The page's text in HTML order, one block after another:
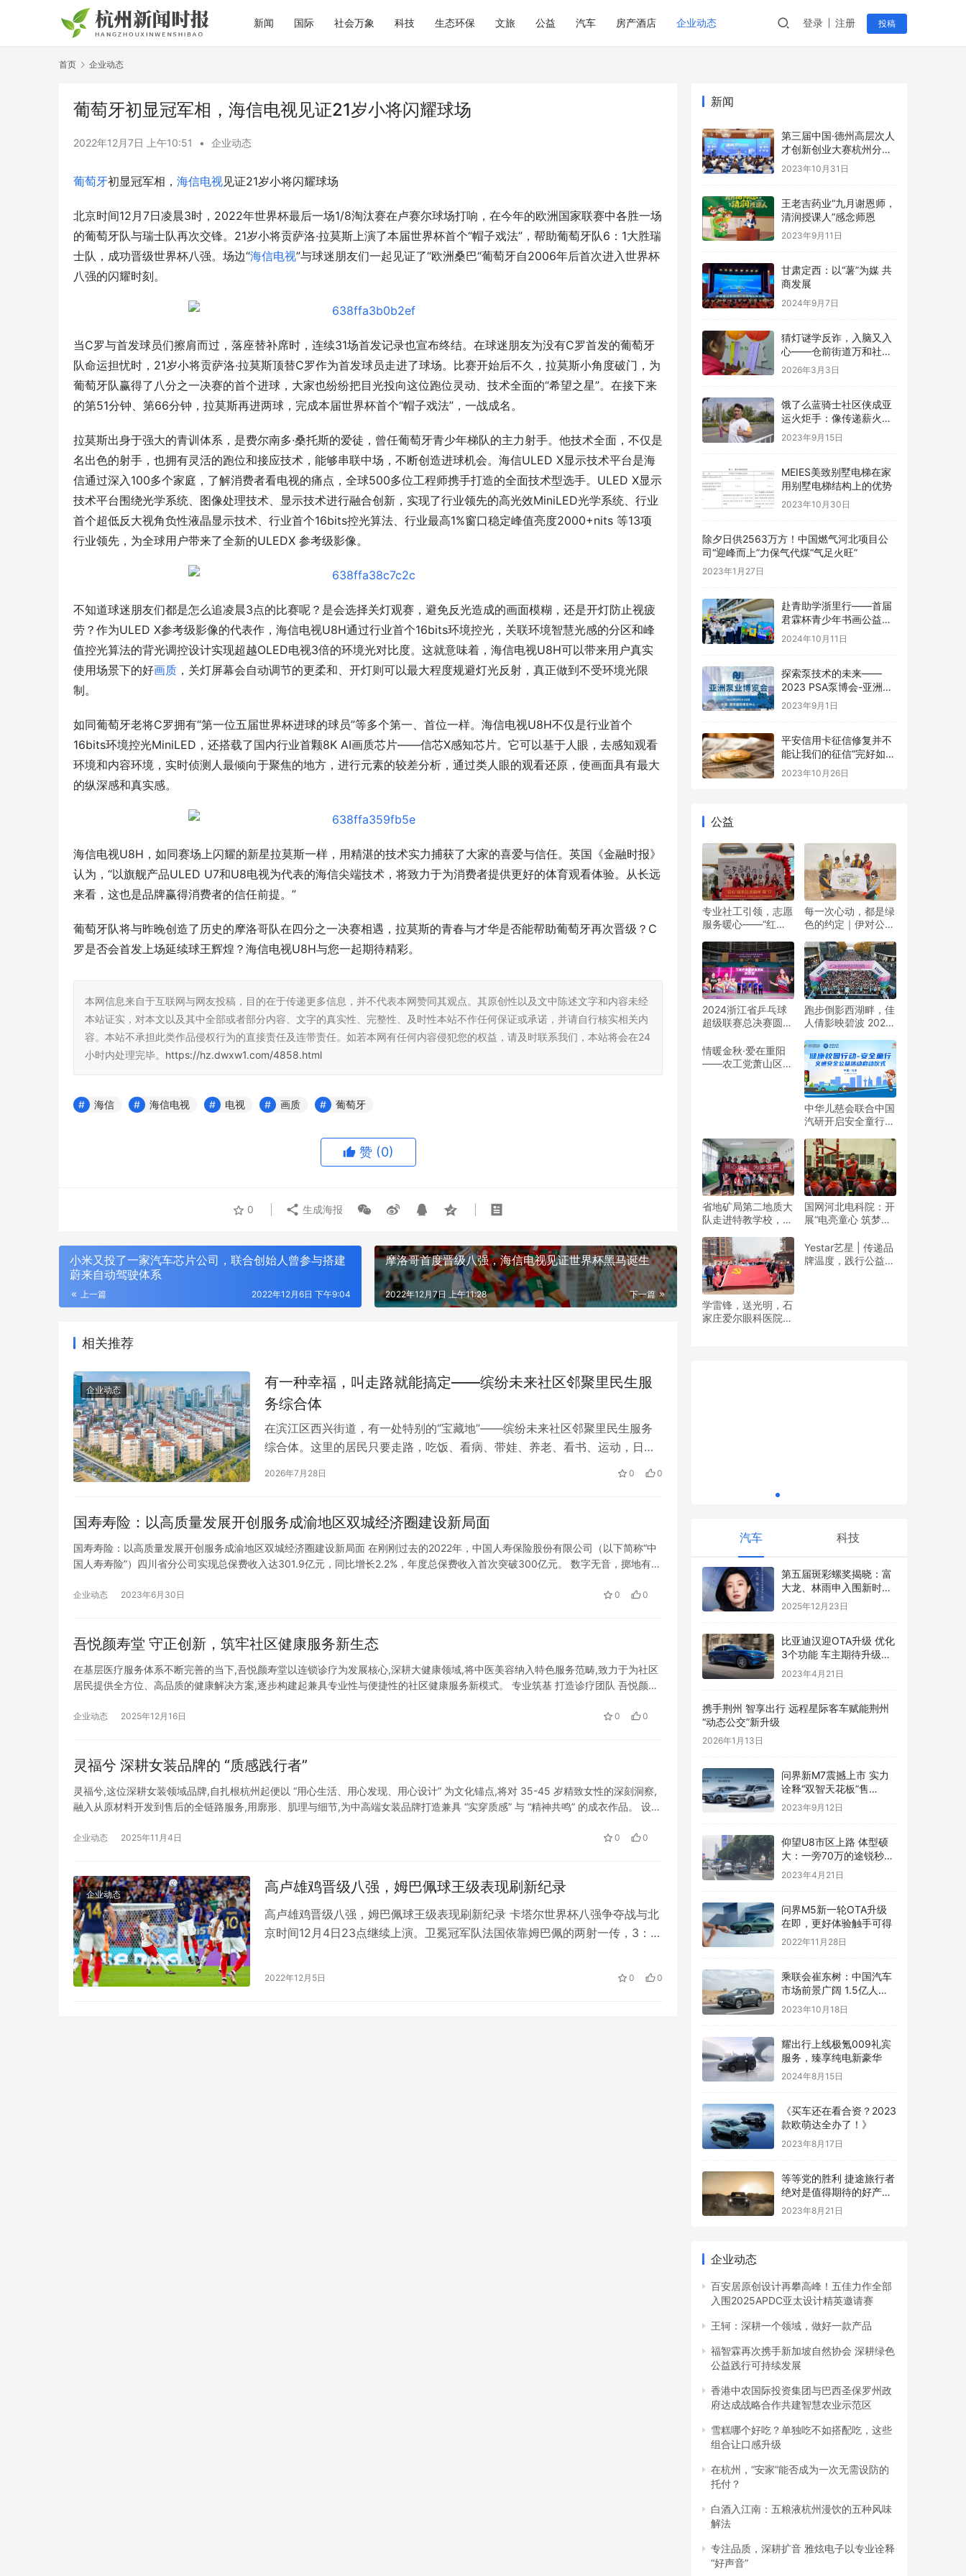
新闻 国际 社会万象 科技 生态环保 文旅 公益 汽车 房产酒店 企业动态 登录 注册 投稿
首页 企业动态
葡萄牙初显冠军相，海信电视见证21岁小将闪耀球场
2022年12月7日 上午10:51 • 企业动态
葡萄牙初显冠军相， 海信电视见证21岁小将闪耀球场
北京时间12月7日凌晨3时，2022年世界杯最后一场1/8淘汰赛在卢赛尔球场打响，在今年的欧洲国家联赛中各胜一场
的葡萄牙队与瑞士队再次交锋。21岁小将贡萨洛·拉莫斯上演了本届世界杯首个“帽子戏法”，帮助葡萄牙队6：1大胜瑞
士队，成功晋级世界杯八强。场边“海信电视”与球迷朋友们一起见证了“欧洲桑巴“葡萄牙自2006年后首次进入世界杯
八强的闪耀时刻。
当C罗与首发球员们擦肩而过，落座替补席时，连续31场首发记录也宣布终结。在球迷朋友为没有C罗首发的葡萄牙
队命运担忧时，21岁小将贡萨洛·拉莫斯顶替C罗作为首发球员走进了球场。比赛开始后不久，拉莫斯小角度破门，为
葡萄牙队赢得了八分之一决赛的首个进球，大家也纷纷把目光投向这位跑位灵动、技术全面的“希望之星”。在接下来
的第51分钟、第66分钟，拉莫斯再进两球，完成本届世界杯首个“帽子戏法”，一战成名。
拉莫斯出身于强大的青训体系，是费尔南多·桑托斯的爱徒，曾任葡萄牙青少年梯队的主力射手。他技术全面，不仅是
名出色的射手，也拥有灵活的跑位和接应技术，能够串联中场，不断创造进球机会。海信ULED X显示技术平台是海
信通过深入100多个家庭，了解消费者看电视的痛点，全球500多位工程师携手打造的全面技术型选手。ULED X显示
技术平台围绕光学系统、图像处理技术、显示技术进行融合创新，实现了行业领先的高光效MiniLED光学系统、行业
首个超低反大视角负性液晶显示技术、行业首个16bits控光算法、行业最高1%窗口稳定峰值亮度2000+nits 等13项
行业领先，为全球用户带来了全新的ULEDX 参考级影像。
不知道球迷朋友们都是怎么追凌晨3点的比赛呢？是会选择关灯观赛，避免反光造成的画面模糊，还是开灯防止视疲
劳？作为ULED X参考级影像的代表作，海信电视U8H通过行业首个16bits环境控光，关联环境智慧光感的分区和峰
值控光算法的背光调控设计实现超越OLED电视3倍的环境光对比度。这就意味着，海信电视U8H可以带来用户真实
使用场景下的好画质 ，关灯屏幕会自动调节的更柔和、开灯则可以最大程度规避灯光反射，真正做到不受环境光限
制。
如同葡萄牙老将C罗拥有“第一位五届世界杯进球的球员”等多个第一、首位一样。海信电视U8H不仅是行业首个
16bits环境控光MiniLED，还搭载了国内行业首颗8K AI画质芯片——信芯X感知芯片。它可以基于人眼，去感知观看
环境和内容环境，实时侦测人最倾向于聚焦的地方，进行元素的较差分析，通过类人眼的观看还原，使画面具有最大
的纵深感和真实感。
海信电视U8H，如同赛场上闪耀的新星拉莫斯一样，用精湛的技术实力捕获了大家的喜爱与信任。英国《金融时报》
认为，“以旗舰产品ULED U7和U8电视为代表的海信尖端技术，将致力于为消费者提供更好的体育观看体验。从长远
来看，这也是品牌赢得消费者的信任前提。”
葡萄牙队将与昨晚创造了历史的摩洛哥队在四分之一决赛相遇，拉莫斯的青春与才华是否能帮助葡萄牙再次晋级？C
罗是否会首发上场延续球王辉煌？海信电视U8H与您一起期待精彩。
本网信息来自于互联网与网友投稿，目的在于传递更多信息，并不代表本网赞同其观点。其原创性以及文中陈述文字和内容未经
本站证实，对本文以及其中全部或者部分内容、文字的真实性、完整性、及时性本站不作任何保证或承诺，并请自行核实相关内
容。本站不承担此类作品侵权行为的直接责任及连带责任。如若本网有任何内容侵犯您的权益，请及时联系我们，本站将会在24
小时内处理完毕。 https://hz.dwxw1.com/4858.html
海信 海信电视 电视 画质 葡萄牙
赞 (0)
0 生成海报
小米又投了一家汽车芯片公司，联合创始人曾参与搭建
蔚来自动驾驶体系
上一篇 2022年12月6日 下午9:04
摩洛哥首度晋级八强，海信电视见证世界杯黑马诞生
下一篇
2022年12月7日 上午11:28
相关推荐
企业动态
有一种幸福，叫走路就能搞定​——缤纷未来社区邻聚里民生服
务综合体
在滨江区西兴街道，有一处特别的“宝藏地”——缤纷未来社区邻聚里民生服务
综合体。这里的居民只要走路，吃饭、看病、带娃、养老、看书、运动，日常
大小事全能搞定。 这个由星民、七甲闸、水电三大社区合并打造的民生服务综
纷食堂里…
2026年7月28日 0 0
国寿寿险：以高质量发展开创服务成渝地区双城经济圈建设新局面
国寿寿险：以高质量发展开创服务成渝地区双城经济圈建设新局面 在刚刚过去的2022年，中国人寿保险股份有限公司（以下简称“中
国人寿寿险”）四川省分公司实现总保费收入达301.9亿元，同比增长2.2%，年度总保费收入首次突破300亿元。 数字无音，掷地有
企业动态 2023年6月30日 0 0
吾悦颜寿堂 守正创新，筑牢社区健康服务新生态
在基层医疗服务体系不断完善的当下,吾悦颜寿堂以连锁诊疗为发展核心,深耕大健康领域,将中医美容纳入特色服务范畴,致力于为社区
居民提供全方位、高品质的健康解决方案,逐步构建起兼具专业性与便捷性的社区健康服务新模式。 专业筑基 打造诊疗团队 吾悦颜寿
企业动态 2025年12月16日 0 0
灵福兮 深耕女装品牌的 “质感践行者”
灵福兮,这位深耕女装领域品牌,自扎根杭州起便以 “用心生活、用心发现、用心设计” 为文化锚点,将对 35-45 岁精致女性的深刻洞察,
融入从原材料开发到售后的全链路服务,用廓形、肌理与细节,为中高端女装品牌打造兼具 “实穿质感” 与 “精神共鸣” 的成衣作品。 设计
企业动态 2025年11月4日 0 0
企业动态 高卢雄鸡晋级八强，姆巴佩球王级表现刷新纪录
高卢雄鸡晋级八强，姆巴佩球王级表现刷新纪录 卡塔尔世界杯八强争夺战与北
京时间12月4日23点继续上演。卫冕冠军队法国依靠姆巴佩的两射一传，3：1
的“球王级”表现，“我们现在有梅西、C罗和莱万多夫斯基三名世界级球星，但
2022年12月5日 0 0
新闻
第三届中国·德州高层次人
才创新创业大赛杭州分赛
成功举办
2023年10月31日
王老吉药业“九月谢恩师，
清润授课人”感念师恩
2023年9月11日
甘肃定西：以“薯”为媒 共
商发展
2024年9月7日
猜灯谜学反诈，入脑又入
心——仓前街道万和社区
开展元宵反诈主题宣传活
2026年3月3日
饿了么蓝骑士社区侠成亚
运火炬手：像传递薪火一
样传递好每份订单
2023年9月15日
MEIES美致别墅电梯在家
用别墅电梯结构上的优势
2023年10月30日
除夕日供2563万方！中国燃气河北项目公
司“迎峰而上”力保气代煤“气足火旺”
2023年1月27日
赴青助学浙里行——首届
君霖杯青少年书画公益大
赛（青海站） –海西州中
小学生书画大赛公益活动
2024年10月11日
探索泵技术的未来——
2023 PSA泵博会-亚洲泵
业博览会 中国南京
2023年9月1日
平安信用卡征信修复并不
能让我们的征信“完好如
初”
2023年10月26日
公益
专业社工引领，志愿
服务暖心——“红心”
每一次心动，都是绿
色的约定｜伊对公益
双向奔赴
2024浙江省乒乓球
超级联赛总决赛圆满
跑步倒影西湖畔，佳
人倩影映碧波 2024
靓丽开赛
情暖金秋·爱在重阳
——农工党萧山区基
中华儿慈会联合中国
汽研开启安全童行公
省地矿局第二地质大
队走进特教学校，暖
国网河北电科院：开
展“电亮童心 筑梦未
学雷锋，送光明，石
家庄爱尔眼科医院党
Yestar艺星 | 传递品
牌温度，践行公益之
「选择自己，才是自由」爱企查以专业守护
每个选择
旅拍机成五一假期爆单神器！
汽车 科技
第五届斑彩螺奖揭晓：富
大龙、林雨申入围新时代
现实题材最佳演员
2025年12月23日
比亚迪汉迎OTA升级 优化
3个功能 车主期待升级云
辇系统
2023年4月21日
携手荆州 智享出行 远程星际客车赋能荆州
“动态公交”新升级
2026年1月13日
问界新M7震撼上市 实力
诠释“双智天花板”售
24.98万起
2023年9月12日
仰望U8市区上路 体型硕
大：一旁70万的途锐秒变
高尔夫
2023年4月21日
问界M5新一轮OTA升级
在即，更好体验触手可得
2022年11月28日
乘联会崔东树：中国汽车
市场前景广阔 1.5亿人有
“本”没车
2023年10月18日
耀出行上线极氪009礼宾
服务，臻享纯电新豪华
2024年8月15日
《买车还在看合资？2023
款欧萌达全办了！》
2023年8月17日
等等党的胜利 捷途旅行者
绝对是值得期待的好产
品！
2023年8月21日
企业动态
百安居原创设计再攀高峰！五佳力作全部
入围2025APDC亚太设计精英邀请赛
王轲：深耕一个领域，做好一款产品
福智霖再次携手新加坡自然协会 深耕绿色
公益践行可持续发展
香港中农国际投资集团与巴西圣保罗州政
府达成战略合作共建智慧农业示范区
雪糕哪个好吃？单独吃不如搭配吃，这些
组合让口感升级
在杭州，“安家”能否成为一次无需设防的
托付？
白酒入江南：五粮液杭州漫饮的五种风味
解法
专注品质，深耕扩音 雅炫电子以专业诠释
“好声音”